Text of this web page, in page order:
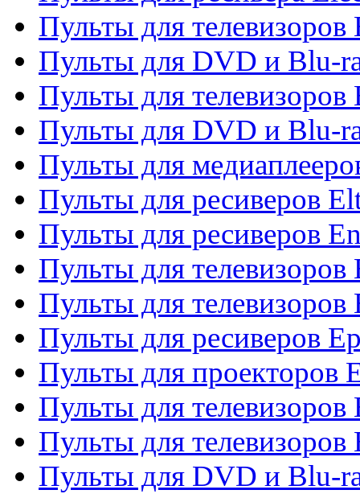
Пульты для телевизоров
Пульты для DVD и Blu-
Пульты для телевизоров
Пульты для DVD и Blu-
Пульты для
Пульты для ресиверов
Пульты для ресиверов
Пульты для телевизоров
Пульты для телевизоров
Пульты для ресиверов
Пульты для проекторов
Пульты для телевизоров
Пульты для телевизоров
Пульты для DVD и Blu-